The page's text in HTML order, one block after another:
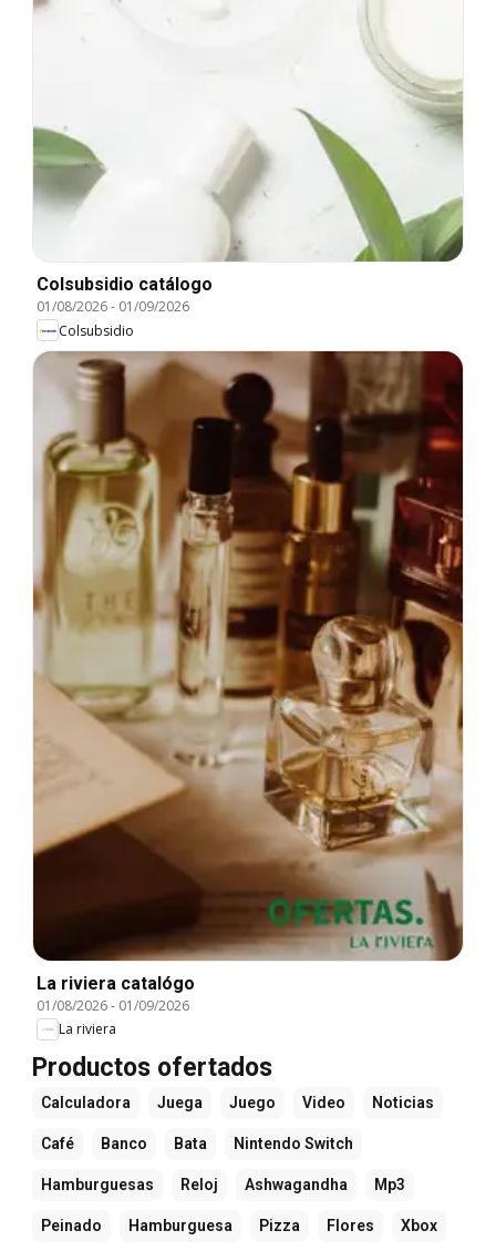
Colsubsidio catálogo
01/08/2026- 01/09/2026
Colsubsidio
La riviera catalógo
01/08/2026- 01/09/2026
La riviera
Productos ofertados
Calculadora Juega Juego Video Noticias
Café Banco Bata Nintendo Switch
Hamburguesas Reloj Ashwagandha Mp3
Peinado Hamburguesa Pizza Flores Xbox